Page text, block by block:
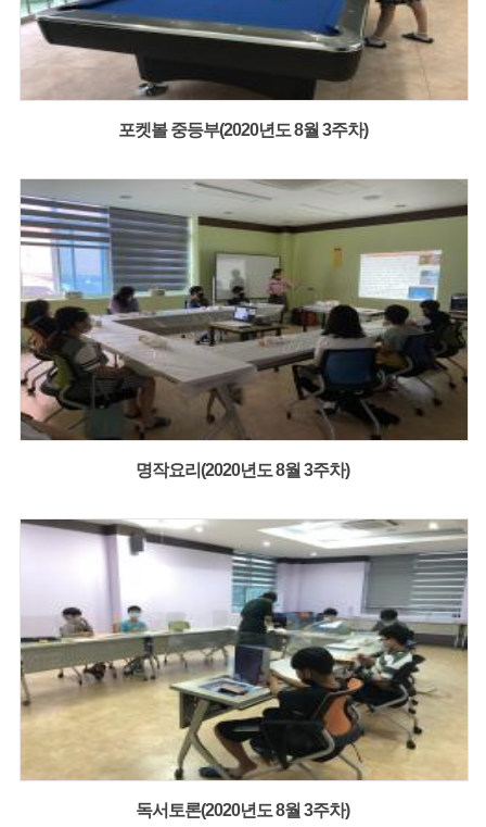
포켓볼 중등부(2020년도 8월 3주차)
명작요리(2020년도 8월 3주차)
독서토론(2020년도 8월 3주차)